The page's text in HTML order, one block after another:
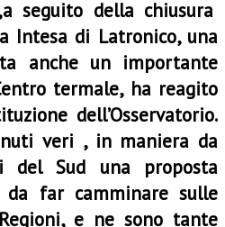
seguito della chiusura
Intesa di Latronico, una
anche un importante
termale, ha reagito
dell’Osservatorio.
veri , in maniera da
del Sud una proposta
far camminare sulle
e ne sono tante